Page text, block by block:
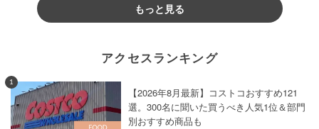
もっと見る
アクセスランキング
1
【2026年8月最新】コストコおすすめ121
選。300名に聞いた買うべき人気1位＆部門
別おすすめ商品も